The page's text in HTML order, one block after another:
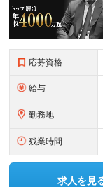
応募資格
給与
勤務地
残業時間
求人を見